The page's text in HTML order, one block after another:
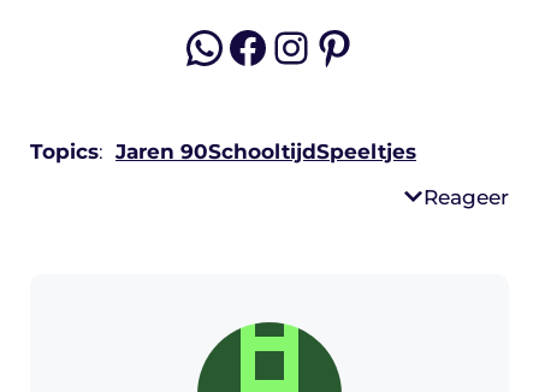
WhatsApp
Facebook
Instagram
Pinterest
Topics: Jaren 90SchooltijdSpeeltjes
Reageer